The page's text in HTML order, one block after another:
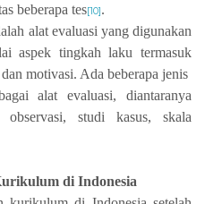
beberapa tes[10].
alat evaluasi yang digunakan
aspek tingkah laku termasuk
motivasi. Ada beberapa jenis
alat evaluasi, diantaranya
observasi, studi kasus, skala
di Indonesia